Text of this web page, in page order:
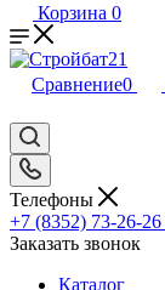
Корзина 0
Сравнение0
Телефоны
+7 (8352) 73-26-26
Заказать звонок
Каталог